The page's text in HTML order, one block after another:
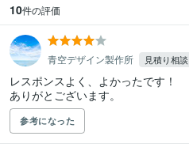
10件の評価
青空デザイン製作所 見積り相談
レスポンスよく、よかったです！
ありがとございます。
参考になった